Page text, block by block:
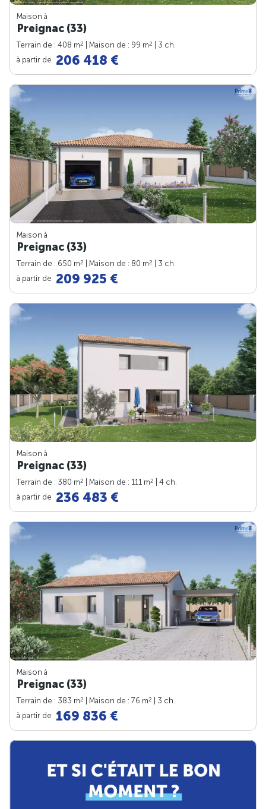
Maison à
Preignac (33)
Terrain de : 408 m2 | Maison de : 99 m2
| 3 ch.
à partir de 206 418 €
Maison à
Preignac (33)
Terrain de : 650 m2 | Maison de : 80 m2
| 3 ch.
à partir de 209 925 €
Maison à
Preignac (33)
Terrain de : 380 m2 | Maison de : 111 m2
| 4 ch.
à partir de 236 483 €
Maison à
Preignac (33)
Terrain de : 383 m2 | Maison de : 76 m2
| 3 ch.
à partir de 169 836 €